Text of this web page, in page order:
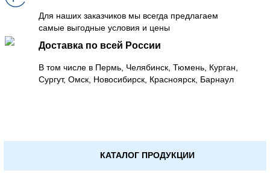
Для наших заказчиков мы всегда предлагаем
самые выгодные условия и цены
Доставка по всей России
В том числе в Пермь, Челябинск, Тюмень, Курган,
Сургут, Омск, Новосибирск, Красноярск, Барнаул
КАТАЛОГ ПРОДУКЦИИ